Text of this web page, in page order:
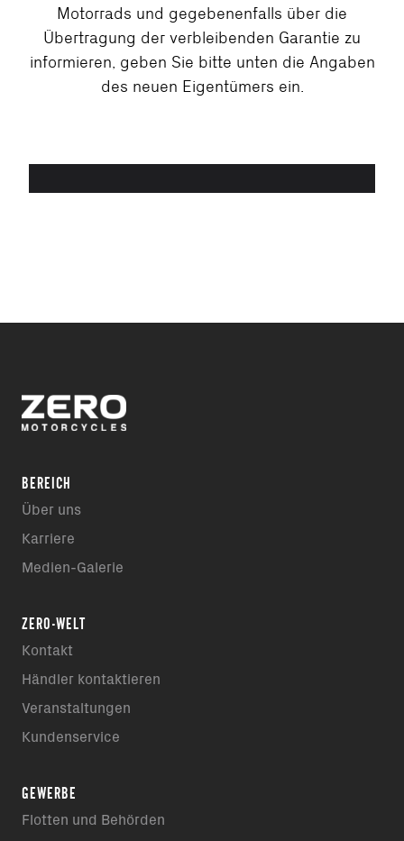
Motorrads und gegebenenfalls über die
Übertragung der verbleibenden Garantie zu
informieren, geben Sie bitte unten die Angaben
des neuen Eigentümers ein.
BEREICH
Über uns
Karriere
Medien-Galerie
ZERO-WELT
Kontakt
Händler kontaktieren
Veranstaltungen
Kundenservice
GEWERBE
Flotten und Behörden